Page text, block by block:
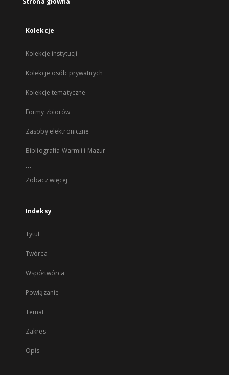
Kolekcje
Kolekcje instytucji
Kolekcje osób prywatnych
Kolekcje tematyczne
Formy zbiorów
Zasoby elektroniczne
Bibliografia Warmii i Mazur
...
Zobacz więcej
Indeksy
Tytuł
Twórca
Współtwórca
Powiązanie
Temat
Zakres
Opis